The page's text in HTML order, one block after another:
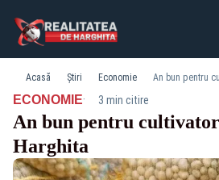
Acasă Știri Economie An bun pentru
ECONOMIE· 3 min citire
An bun pentru
Harghita